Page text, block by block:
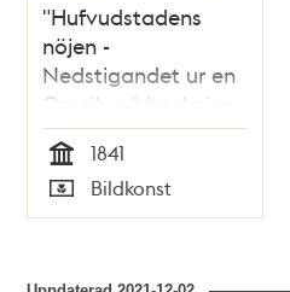
"Hufvudstadens
nöjen -
Nedstigandet ur en
Omnibus" (teckning
1841)
Tid
1841
Typ
Bildkonst